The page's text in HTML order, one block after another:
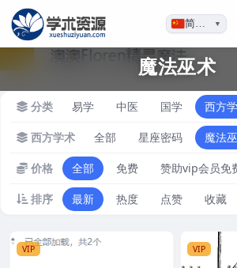
简体…▼
魔法巫术
分类 易学 中医 国学 西方
西方学术 全部 星座密码 魔法
价格 全部 免费 赞助vip会员免
排序 最新 热度 点赞 收藏
VIP VIP